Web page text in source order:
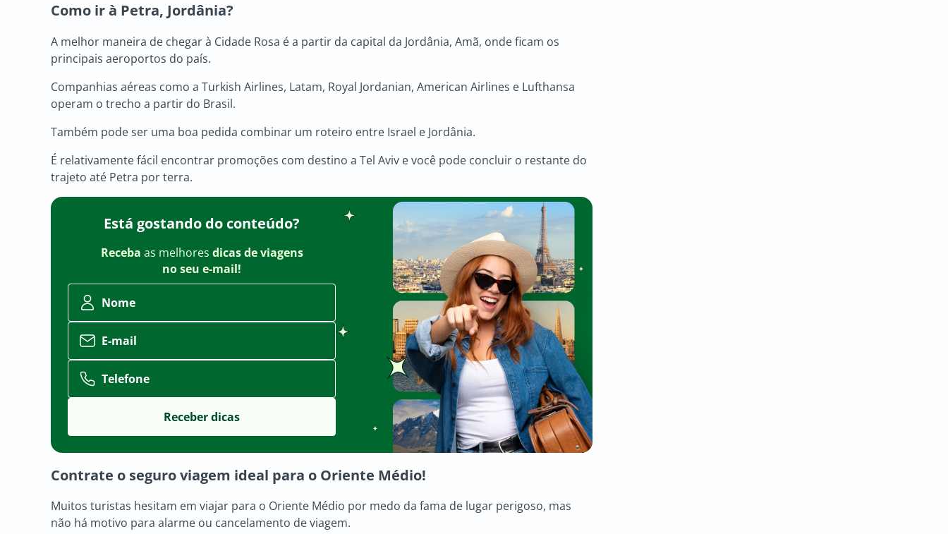
Como ir à Petra, Jordânia?
A melhor maneira de chegar à Cidade Rosa é a partir da capital da Jordânia, Amã, onde ficam os
principais aeroportos do país.
Companhias aéreas como a Turkish Airlines, Latam, Royal Jordanian, American Airlines e Lufthansa
operam o trecho a partir do Brasil.
Também pode ser uma boa pedida combinar um roteiro entre Israel e Jordânia.
É relativamente fácil encontrar promoções com destino a Tel Aviv e você pode concluir o restante do
trajeto até Petra por terra.
Está gostando do conteúdo?
Receba as melhores dicas de viagens
no seu e-mail!
Nome
E-mail
Telefone
Contrate o seguro viagem ideal para o Oriente Médio!
Muitos turistas hesitam em viajar para o Oriente Médio por medo da fama de lugar perigoso, mas
não há motivo para alarme ou cancelamento de viagem.